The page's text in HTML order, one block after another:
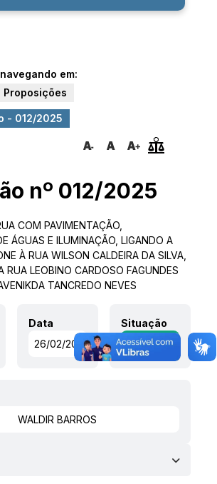
em:
Proposições
- 012/2025
nº 012/2025
COM PAVIMENTAÇÃO,
ÁGUAS E ILUMINAÇÃO, LIGANDO A
À RUA WILSON CALDEIRA DA SILVA,
RUA LEOBINO CARDOSO FAGUNDES
TANCREDO NEVES
Data
26/02/2025
Situação
APROVADO
WALDIR BARROS